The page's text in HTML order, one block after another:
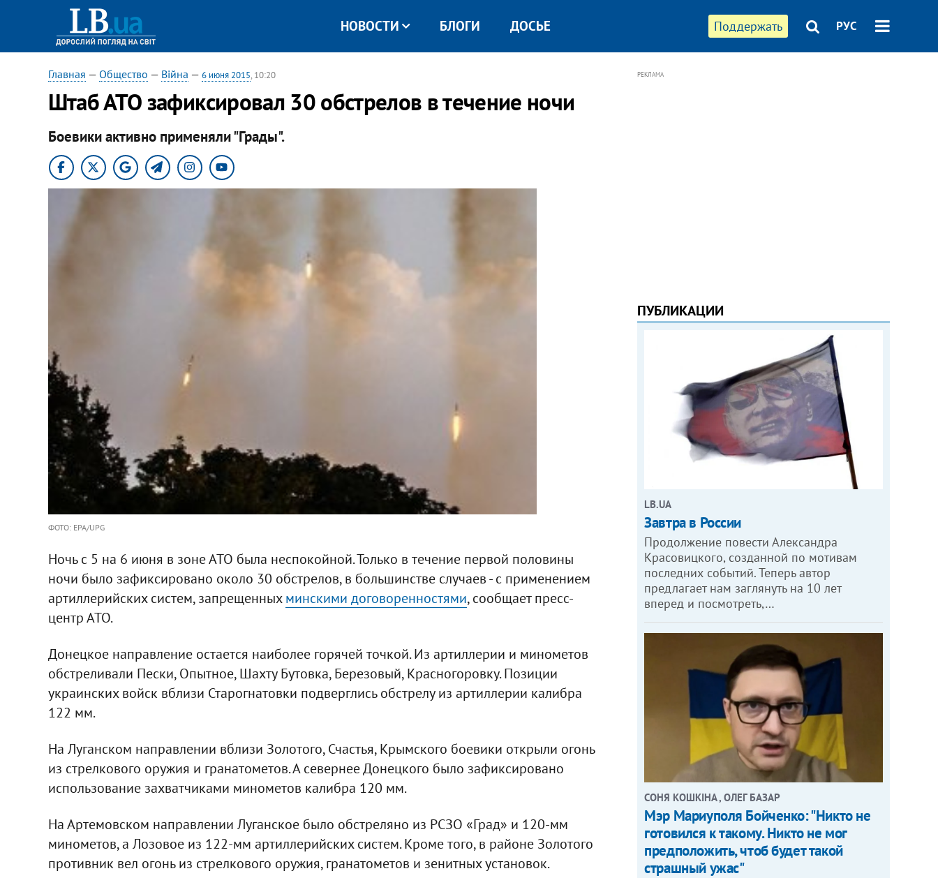
Поддержать РУС
НОВОСТИ БЛОГИ ДОСЬЕ
Главная — Общество — Війна — 6 июня 2015, 10:20
Штаб АТО зафиксировал 30 обстрелов в течение ночи
Боевики активно применяли "Грады".
ФОТО: EPA/UPG
Ночь с 5 на 6 июня в зоне АТО была неспокойной. Только в течение первой половины
ночи было зафиксировано около 30 обстрелов, в большинстве случаев - с применением
артиллерийских систем, запрещенныхминскими договоренностями, сообщает пресс-
центр АТО.
Донецкое направление остается наиболее горячей точкой. Из артиллерии и минометов
обстреливали Пески, Опытное, Шахту Бутовка, Березовый, Красногоровку. Позиции
украинских войск вблизи Старогнатовки подверглись обстрелу из артиллерии калибра
122 мм.
На Луганском направлении вблизи Золотого, Счастья, Крымского боевики открыли огонь
из стрелкового оружия и гранатометов. А севернее Донецкого было зафиксировано
использование захватчиками минометов калибра 120 мм.
На Артемовском направлении Луганское было обстреляно из РСЗО «Град» и 120-мм
минометов, а Лозовое из 122-мм артиллерийских систем. Кроме того, в районе Золотого
противник вел огонь из стрелкового оружия, гранатометов и зенитных установок.
РЕКЛАМА
ПУБЛИКАЦИИ
LB.UA
Завтра в России
Продолжение повести Александра
Красовицкого, созданной по мотивам
последних событий. Теперь автор
предлагает нам заглянуть на 10 лет
вперед и посмотреть,…
СОНЯ КОШКІНА , ОЛЕГ БАЗАР
Мэр Мариуполя Бойченко: "Никто не
готовился к такому. Никто не мог
предположить, чтоб будет такой
страшный ужас"